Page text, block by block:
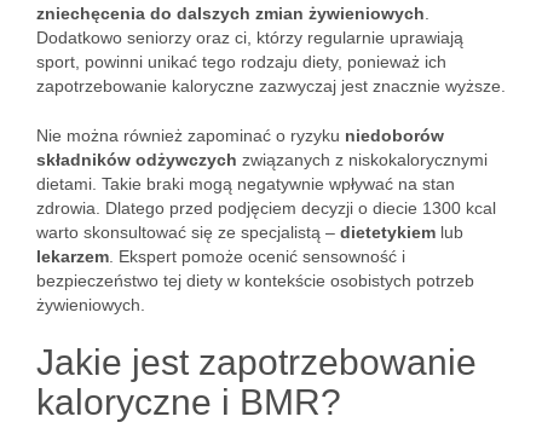
zniechęcenia do dalszych zmian żywieniowych
Dodatkowo seniorzy oraz ci, którzy regularnie uprawiają
sport, powinni unikać tego rodzaju diety, ponieważ ich
zapotrzebowanie kaloryczne zazwyczaj jest znacznie wyższe.
Nie można również zapominać o ryzyku niedoborów
składników odżywczych związanych z niskokalorycznymi
dietami. Takie braki mogą negatywnie wpływać na stan
zdrowia. Dlatego przed podjęciem decyzji o diecie 1300 kcal
warto skonsultować się ze specjalistą – dietetykiem lub
lekarzem . Ekspert pomoże ocenić sensowność i
bezpieczeństwo tej diety w kontekście osobistych potrzeb
żywieniowych.
Jakie jest zapotrzebowanie
kaloryczne i BMR?